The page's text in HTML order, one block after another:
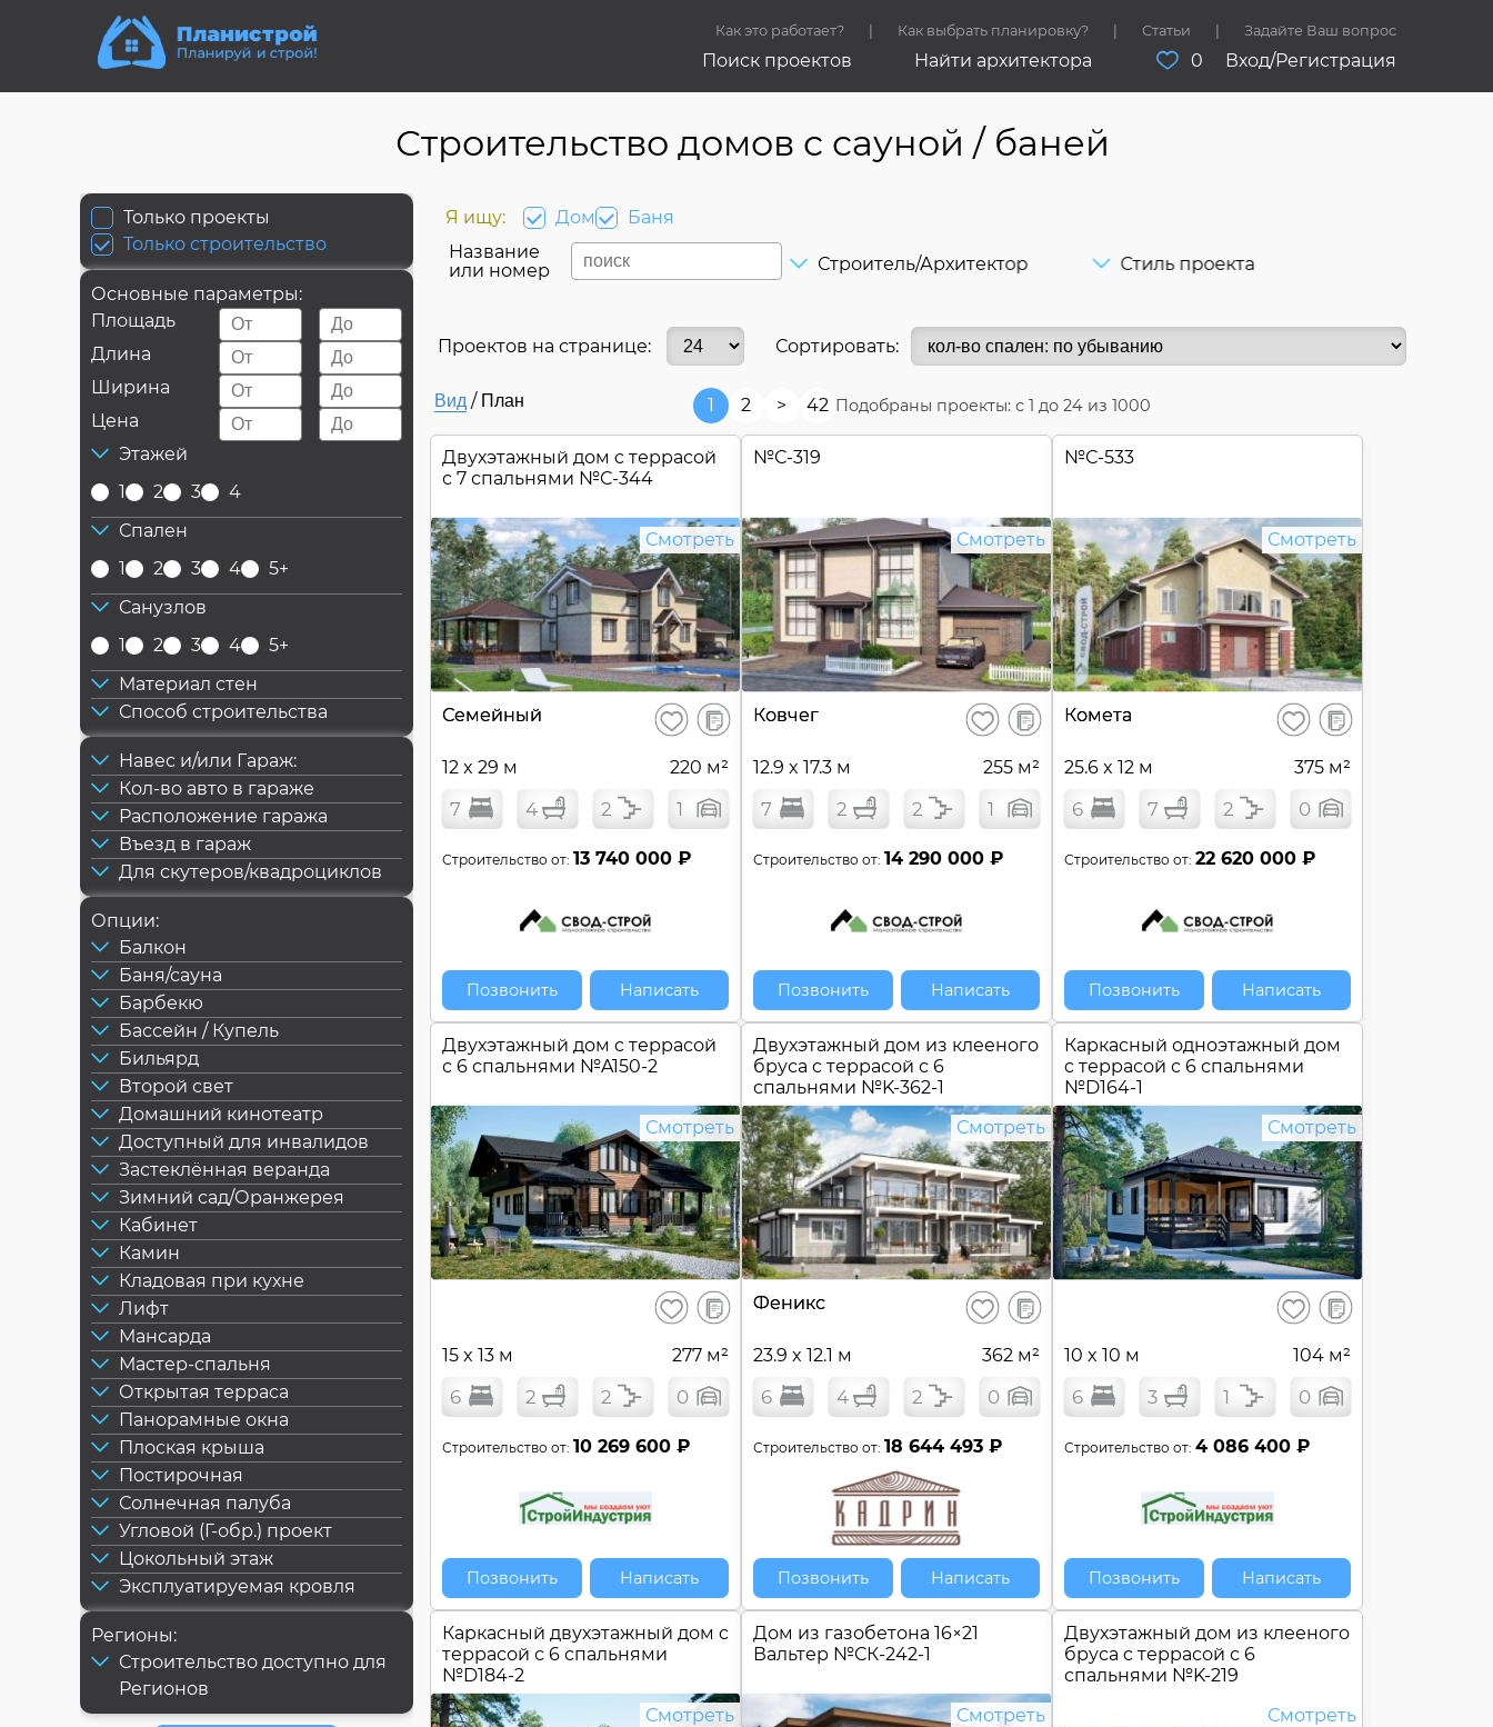
Как это работает? Как выбрать планировку? Статьи Задайте Ваш вопрос
Поиск проектов Найти архитектора 0 Вход/Регистрация
Строительство домов с сауной / баней
Я ищу: Дом
Баня
Название
или номер
Строитель/Архитектор Стиль проекта
Только проекты
Только строительство
Основные параметры:
Площадь
Длина
Ширина
Цена
Этажей
1
2 3
4
Спален
1
2 3 4
5+
Санузлов
1
2 3 4
5+
Материал стен
Способ строительства
Навес и/или Гараж:
Кол-во авто в гараже
Расположение гаража
Въезд в гараж
Для скутеров/квадроциклов
Опции:
Балкон
Баня/сауна
Барбекю
Бассейн / Купель
Бильярд
Второй свет
Домашний кинотеатр
Доступный для инвалидов
Застеклённая веранда
Зимний сад/Оранжерея
Кабинет
Камин
Кладовая при кухне
Лифт
Мансарда
Мастер-спальня
Открытая терраса
Панорамные окна
Плоская крыша
Постирочная
Солнечная палуба
Угловой (Г-обр.) проект
Цокольный этаж
Эксплуатируемая кровля
Регионы:
Строительство доступно для
Регионов
Проектов на странице: Сортировать:
Вид / План 1 2 > 42 Подобраны проекты: с 1 до 24из 1000
Двухэтажный дом c террасой
с 7 спальнями №С-344
Смотреть
Семейный Сохранить
В
сравнение
12 x 29 м 220 м²
7 4 2 1
Строительство от: 13 740 000 ₽
Позвонить Написать
№С-319
Смотреть
Ковчег Сохранить
В
сравнение
12.9 x 17.3 м 255 м²
7 2 2 1
Строительство от:14 290 000 ₽
Позвонить Написать
№С-533
Смотреть
Комета Сохранить
В
сравнение
25.6 x 12 м 375 м²
6 7 2 0
Строительство от:22 620 000 ₽
Позвонить Написать
Двухэтажный дом c террасой
с 6 спальнями №A150-2
Смотреть
Сохранить
В
сравнение
15 x 13 м 277 м²
6 2 2 0
Строительство от: 10 269 600 ₽
Позвонить Написать
Двухэтажный дом из клееного
бруса c террасой с 6
спальнями №K-362-1
Смотреть
Феникс Сохранить
В
сравнение
23.9 x 12.1 м 362 м²
6 4 2 0
Строительство от:18 644 493 ₽
Позвонить Написать
Каркасный одноэтажный дом
c террасой с 6 спальнями
№D164-1
Смотреть
Сохранить
В
сравнение
10 x 10 м 104 м²
6 3 1 0
Строительство от:4 086 400 ₽
Позвонить Написать
Каркасный двухэтажный дом c
террасой с 6 спальнями
№D184-2
Смотреть
Дом из газобетона 16×21
Вальтер №СК-242-1
Смотреть
Двухэтажный дом из клееного
бруса c террасой с 6
спальнями №K-219
Смотреть